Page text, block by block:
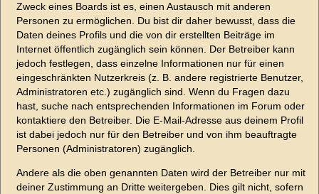
Zweck eines Boards ist es, einen Austausch mit anderen
Personen zu ermöglichen. Du bist dir daher bewusst, dass die
Daten deines Profils und die von dir erstellten Beiträge im
Internet öffentlich zugänglich sein können. Der Betreiber kann
jedoch festlegen, dass einzelne Informationen nur für einen
eingeschränkten Nutzerkreis (z. B. andere registrierte Benutzer,
Administratoren etc.) zugänglich sind. Wenn du Fragen dazu
hast, suche nach entsprechenden Informationen im Forum oder
kontaktiere den Betreiber. Die E-Mail-Adresse aus deinem Profil
ist dabei jedoch nur für den Betreiber und von ihm beauftragte
Personen (Administratoren) zugänglich.
Andere als die oben genannten Daten wird der Betreiber nur mit
deiner Zustimmung an Dritte weitergeben. Dies gilt nicht, sofern